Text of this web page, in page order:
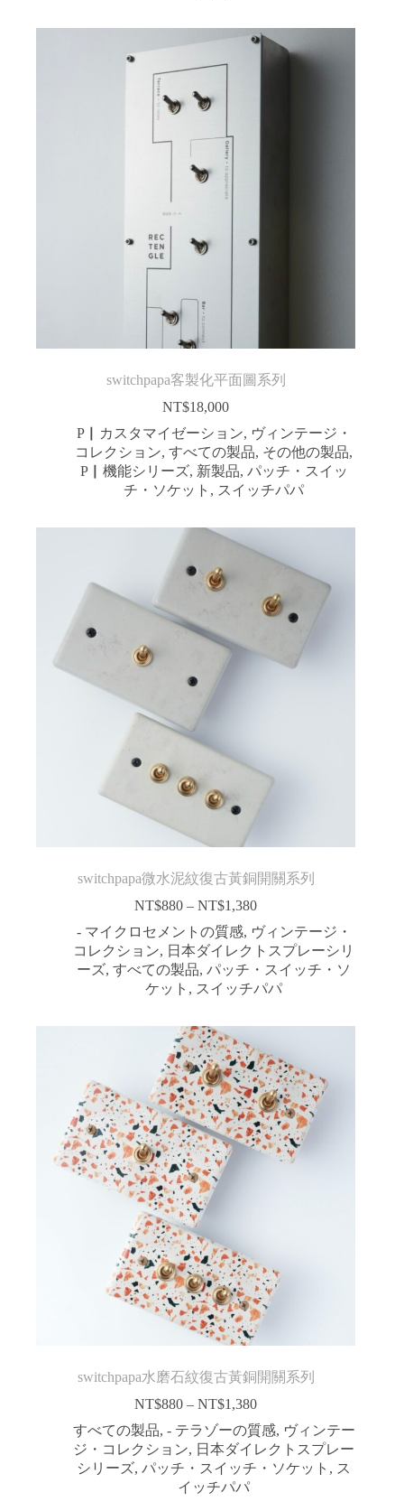
switchpapa客製化平面圖系列
NT$18,000
P▏カスタマイゼーション, ヴィンテージ・
コレクション,すべての製品, その他の製品,
P▏機能シリーズ, 新製品, パッチ・スイッ
チ・ソケット , スイッチパパ
switchpapa微水泥紋復古黃銅開關系列
NT$880 –NT$1,380価
格
帯:
NT$880
NT$1,380
- マイクロセメントの質感, ヴィンテージ・
コレクション, 日本ダイレクトスプレーシリ
ーズ,すべての製品,パッチ・スイッチ・ソ
ケット , スイッチパパ
switchpapa水磨石紋復古黃銅開關系列
NT$880 –NT$1,380価
格
帯:
NT$880
すべての製品, - テラゾーの質感, ヴィンテー
ジ・コレクション, 日本ダイレクトスプレー
シリーズ,パッチ・スイッチ・ソケット , ス
イッチパパ